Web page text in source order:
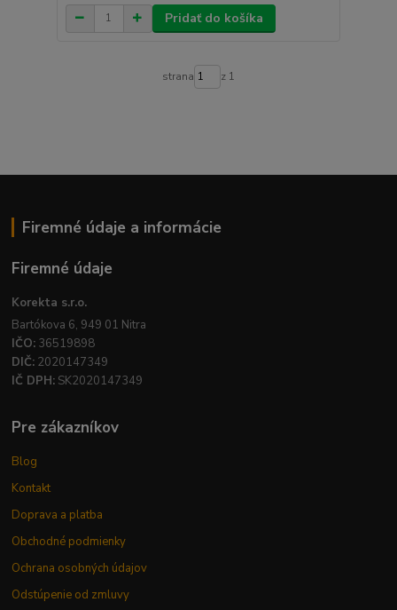
Pridať do košíka
strana z 1
Firemné údaje a informácie
Firemné údaje
Korekta s.r.o.
Bartókova 6, 949 01 Nitra
IČO: 36519898
DIČ: 2020147349
IČ DPH: SK2020147349
Pre zákazníkov
Blog
Kontakt
Doprava a platba
Obchodné podmienky
Ochrana osobných údajov
Odstúpenie od zmluvy